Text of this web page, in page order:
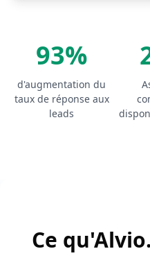
93%
d'augmentation du
taux de réponse aux
leads
Ce